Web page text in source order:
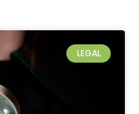
LEGAL